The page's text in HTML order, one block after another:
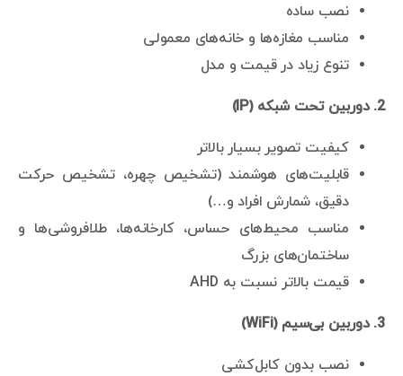
نصب ساده
مناسب مغازه‌ها و خانه‌های معمولی
تنوع زیاد در قیمت و مدل
2. دوربین تحت شبکه (IP)
کیفیت تصویر بسیار بالاتر
قابلیت‌های هوشمند (تشخیص چهره، تشخیص حرکت
دقیق، شمارش افراد و…)
مناسب محیط‌های حساس، کارخانه‌ها، طلافروشی‌ها و
ساختمان‌های بزرگ
قیمت بالاتر نسبت به AHD
3. دوربین بی‌سیم (WiFi)
نصب بدون کابل‌کشی